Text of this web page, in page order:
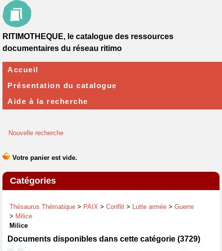
Nouvelle recherche
Catégories
Thésaurus Thématique > PAIX > Conflit > Lutte armée > Guerre
> Milice
Milice
Documents disponibles dans cette catégorie (3729)
RITIMOTHEQUE, le catalogue des ressources
documentaires du réseau ritimo
Accueil
Présentation du catalogue
Aide à la recherche